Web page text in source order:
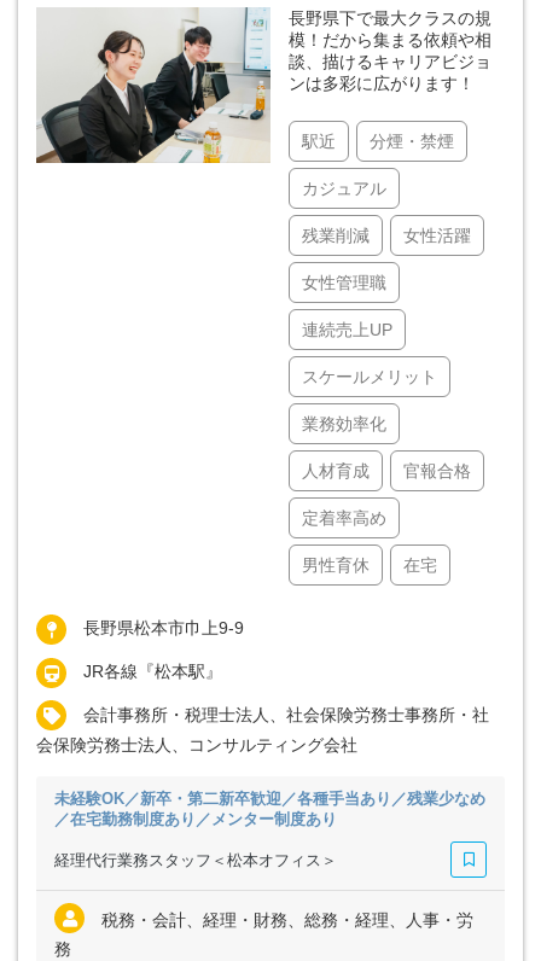
長野県下で最大クラスの規
模！だから集まる依頼や相
談、描けるキャリアビジョ
ンは多彩に広がります！
駅近 分煙・禁煙
カジュアル
残業削減 女性活躍
女性管理職
連続売上UP
スケールメリット
業務効率化
人材育成 官報合格
定着率高め
男性育休 在宅
長野県松本市巾上9-9
JR各線『松本駅』
会計事務所・税理士法人、社会保険労務士事務所・社
会保険労務士法人、コンサルティング会社
未経験OK／新卒・第二新卒歓迎／各種手当あり／残業少なめ
／在宅勤務制度あり／メンター制度あり
経理代行業務スタッフ＜松本オフィス＞
税務・会計、経理・財務、総務・経理、人事・労
務